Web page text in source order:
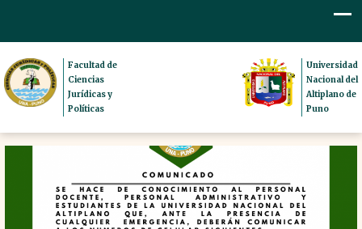
Facultad de
Ciencias
Jurídicas y
Políticas
Universidad
Nacional del
Altiplano de
Puno